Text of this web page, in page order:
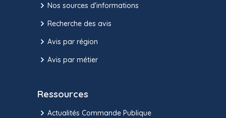
Nos sources d'informations
Recherche des avis
Avis par région
Avis par métier
Ressources
Actualités Commande Publique